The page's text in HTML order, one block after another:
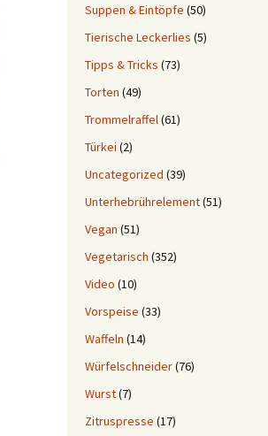
Suppen & Eintöpfe (50)
Tierische Leckerlies (5)
Tipps & Tricks (73)
Torten (49)
Trommelraffel(61)
Türkei (2)
Uncategorized (39)
Unterhebrührelement(51)
Vegan (51)
Vegetarisch (352)
Video (10)
Vorspeise (33)
Waffeln (14)
Würfelschneider(76)
Wurst(7)
Zitruspresse (17)